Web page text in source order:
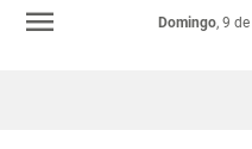
Colombia
Domingo, 9
menu